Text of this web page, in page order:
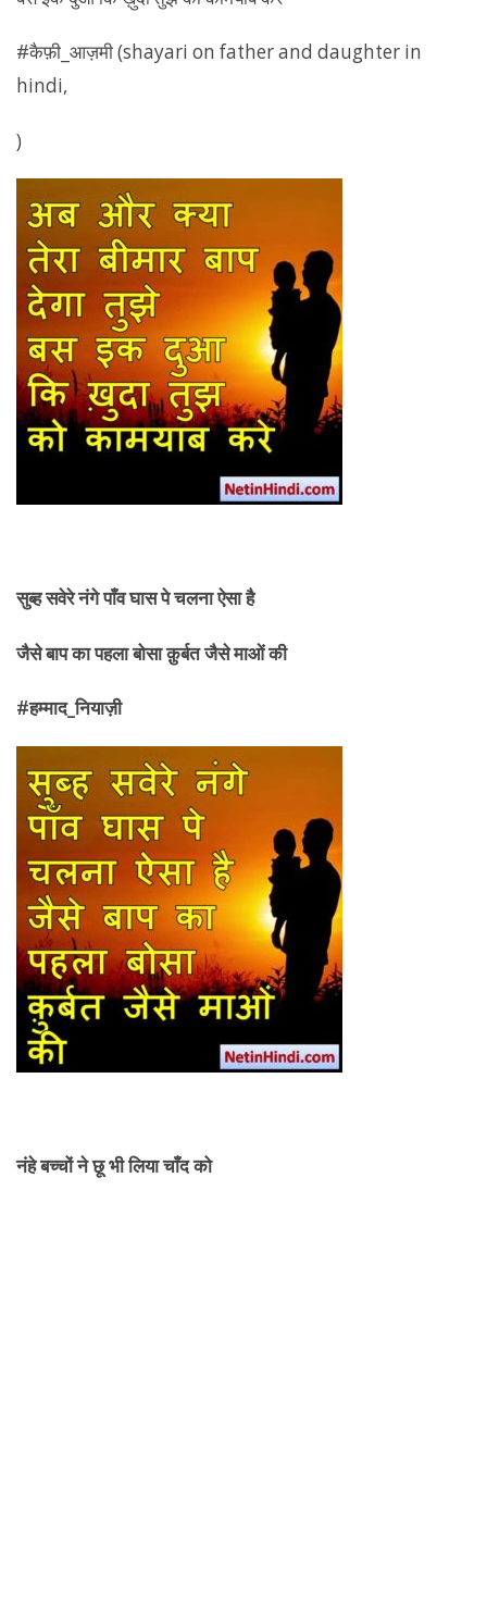
#कैफ़ी_आज़मी (shayari on father and daughter in
hindi,
)
सुब्ह सवेरे नंगे पाँव घास पे चलना ऐसा है
जैसे बाप का पहला बोसा क़ुर्बत जैसे माओं की
#हम्माद_नियाज़ी
नंहे बच्चों ने छू भी लिया चाँद को